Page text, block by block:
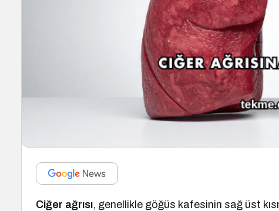
Ciğer ağrısı, genellikle göğüs kafesinin sağ üst